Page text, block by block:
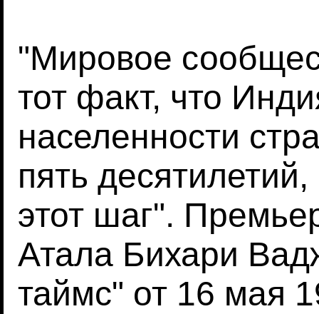
"Мировое
тот факт, что
населенности
пять
этот шаг".
Атала Бихари
таймс" от 16 мая